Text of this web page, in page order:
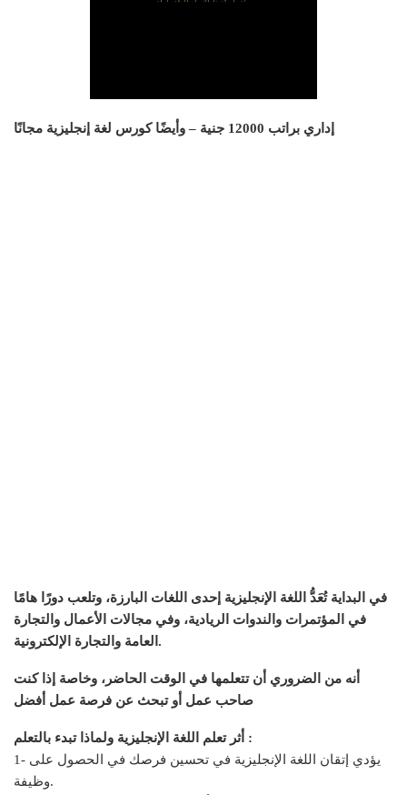
إداري براتب 12000 جنية – وأيضًا كورس لغة إنجليزية مجانًا
في البداية تُعَدُّ اللغة الإنجليزية إحدى اللغات البارزة، وتلعب دورًا هامًا
في المؤتمرات والندوات الريادية، وفي مجالات الأعمال والتجارة
العامة والتجارة الإلكترونية.
أنه من الضروري أن تتعلمها في الوقت الحاضر، وخاصة إذا كنت
صاحب عمل أو تبحث عن فرصة عمل أفضل
أثر تعلم اللغة الإنجليزية ولماذا تبدء بالتعلم :
1- يؤدي إتقان اللغة الإنجليزية في تحسين فرصك في الحصول على
وظيفة.